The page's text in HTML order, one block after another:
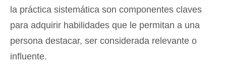
la práctica sistemática son componentes claves
para adquirir habilidades que le permitan a una
persona destacar, ser considerada relevante o
influente.